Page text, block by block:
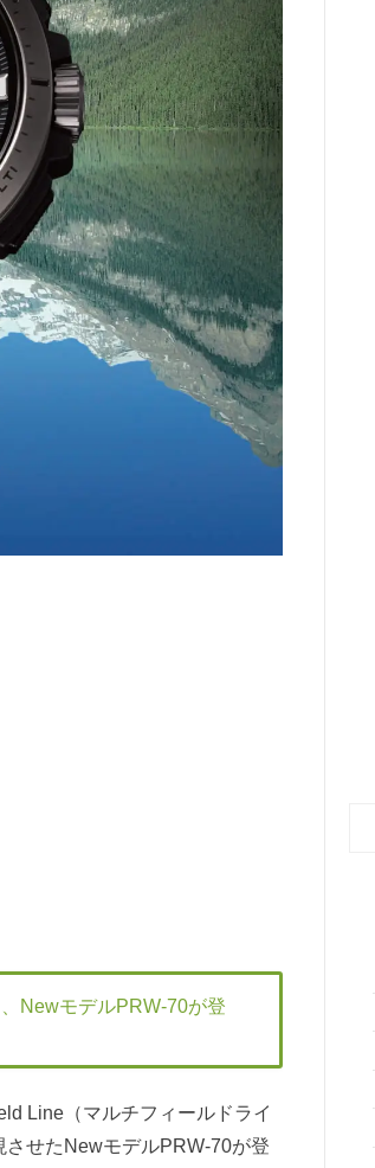
NewモデルPRW-70が登
Line（マルチフィールドライ
せたNewモデルPRW-70が登